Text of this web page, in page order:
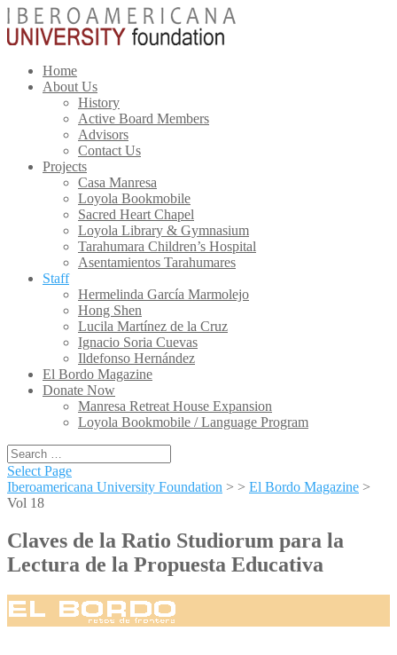
Home
About Us
History
Active Board Members
Advisors
Contact Us
Projects
Casa Manresa
Loyola Bookmobile
Sacred Heart Chapel
Loyola Library & Gymnasium
Tarahumara Children’s Hospital
Asentamientos Tarahumares
Staff
Hermelinda García Marmolejo
Hong Shen
Lucila Martínez de la Cruz
Ignacio Soria Cuevas
Ildefonso Hernández
El Bordo Magazine
Donate Now
Manresa Retreat House Expansion
Loyola Bookmobile / Language Program
Select Page
Iberoamericana University Foundation > > El Bordo Magazine >
Vol 18
Claves de la Ratio Studiorum para la
Lectura de la Propuesta Educativa